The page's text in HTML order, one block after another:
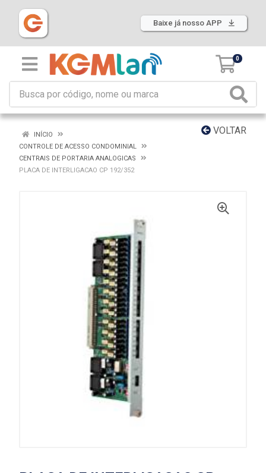
Baixe já nosso APP
0
VOLTAR
INÍCIO
CONTROLE DE ACESSO CONDOMINIAL
CENTRAIS DE PORTARIA ANALOGICAS
PLACA DE INTERLIGACAO CP 192/352